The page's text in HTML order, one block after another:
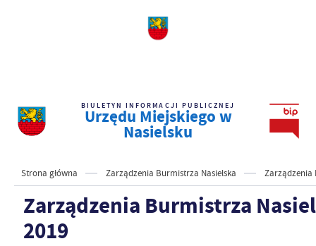
BIULETYN INFORMACJI PUBLICZNEJ
Urzędu Miejskiego w
Nasielsku
Strona główna Zarządzenia Burmistrza Nasielska Zarządzenia
Zarządzenia Burmistrza
2019